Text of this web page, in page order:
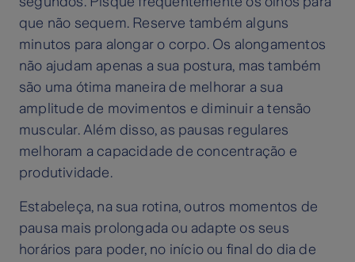
que não sequem. Reserve também alguns
minutos para alongar o corpo. Os alongamentos
não ajudam apenas a sua postura, mas também
são uma ótima maneira de melhorar a sua
amplitude de movimentos e diminuir a tensão
muscular. Além disso, as pausas regulares
melhoram a capacidade de concentração e
produtividade.
Estabeleça, na sua rotina, outros momentos de
pausa mais prolongada ou adapte os seus
horários para poder, no início ou final do dia de